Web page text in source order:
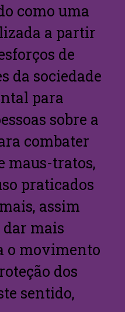
como uma
a partir
de
da sociedade
para
sobre a
combater
maus-tratos,
praticados
assim
dar mais
o movimento
dos
sentido,